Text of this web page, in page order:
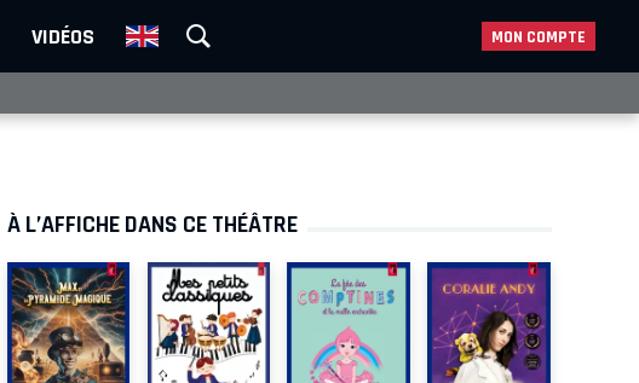
VIDÉOS MON COMPTE
À L’AFFICHE DANS CE THÉÂTRE